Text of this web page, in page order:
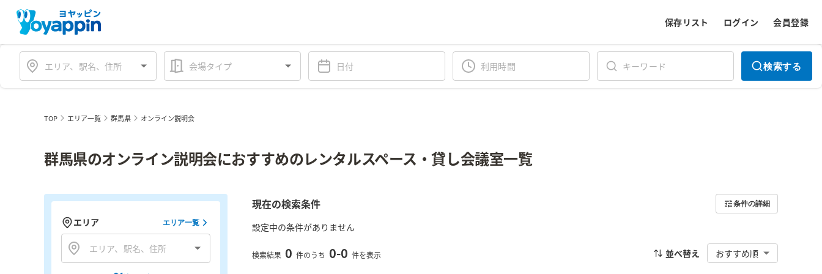
保存リスト ログイン 会員登録
会場タイプ 検索する
TOP エリア一覧 群馬県 オンライン説明会
群馬県のオンライン説明会におすすめのレンタルスペース・貸し会議室一覧
現在の検索条件 条件の詳細
設定中の条件がありません
検索結果 0 件のうち 0-0 件を表示 並べ替え おすすめ順
エリア エリア一覧